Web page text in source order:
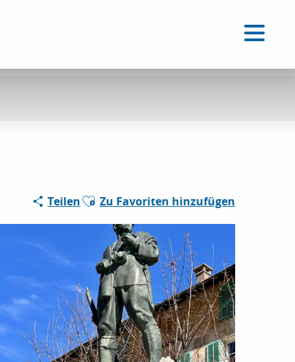
TeilenAjouter aux favoris
Zu Favoriten hinzufügen